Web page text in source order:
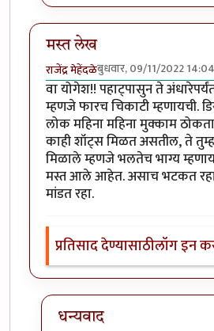
मस्त लेख
राजेंद्र मेहेंदळेबुधवार, 09/11/2022 14:04
वा योगेश!! पहाट्पासुन ते
म्हणजे फारच चिकाटी म्हणायची.
लोक महिना महिना मुक्काम
काही शॉट्स मिळत असतील, ते
मिळाले म्हणजे भलतेच भाग्य
मस्त आले आहेत. असाच भटकत
मांडत रहा.
प्रतिसाद देण्यासाठीलॉग इन
धन्यवाद